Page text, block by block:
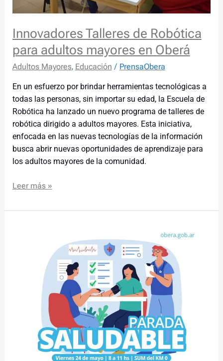
Innovadores Talleres de Robótica
para adultos mayores en Oberá
Adultos Mayores, Educación / PrensaObera
En un esfuerzo por brindar herramientas tecnológicas a
todas las personas, sin importar su edad, la Escuela de
Robótica ha lanzado un nuevo programa de talleres de
robótica dirigido a adultos mayores. Esta iniciativa,
enfocada en las nuevas tecnologías de la información
busca abrir nuevas oportunidades de aprendizaje para
los adultos mayores de la comunidad.
Leer más »
Saludable